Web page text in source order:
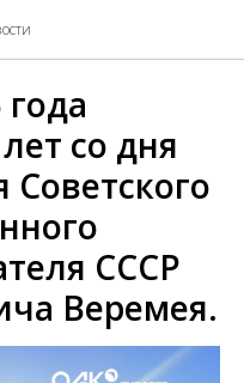
со дня
СССР
Веремея.